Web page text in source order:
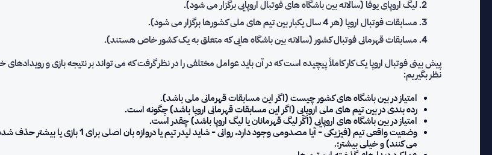
لیگ اروپای یوفا (سالانه بین باشگاه های فوتبال اروپایی برگزار می شود).
مسابقات فوتبال اروپا (هر 4 سال یکبار بین تیم های ملی کشورها برگزار می شود).
مسابقات قهرمانی فوتبال کشور (سالانه بین باشگاه هایی که متعلق به یک کشور خاص هستند).
پیش بینی فوتبال اروپا یک کار کاملاً پیچیده است که در آن باید عوامل مختلفی را در نظر گرفت که می تواند بر نتیجه بازی و
نظر بگیریم:
امتیاز در بین باشگاه های کشور چیست (اگر این مسابقات قهرمانی ملی باشد).
رده بندی در بین تیم های ملی اروپایی (اگر این مسابقات قهرمانی اروپا باشد) چگونه است.
امتیاز در بین باشگاه های اروپایی (اگر لیگ قهرمانان یا لیگ اروپا باشد) چقدر است.
وضعیت واقعی تیم (فیزیکی - آیا مصدومی وجود
می کنند) و خیلی بیشتر؛.